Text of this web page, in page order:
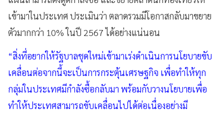
เข้ามาในประเทศ ประเมินว่า ตลาดรวมมีโอกาสกลับมาขยาย
ตัวมากกว่า 10% ในปี 2567 ได้อย่างแน่นอน
“สิ่งที่อยากให้รัฐบาลชุดใหม่เข้ามาเร่งดำเนินการนโยบายขับ
เคลื่อนต่อจากนี้จะเป็นการกระตุ้นเศรษฐกิจ เพื่อทำให้ทุก
กลุ่มในประเทศมีกำลังซื้อกลับมา พร้อมกับวางนโยบายเพื่อ
ทำให้ประเทศสามารถขับเคลื่อนไปได้ต่อเนื่องอย่างมี